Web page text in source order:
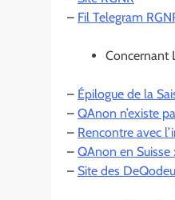
– Fil Telegram
Concernant
– Épilogue de la
– QAnon n’existe
– Rencontre avec
– QAnon en
– Site des